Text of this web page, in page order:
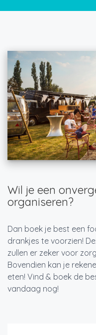
Wil je een
organiseren?
Dan boek je best een
drankjes te voorzien!
zullen er zeker voor
Bovendien kan je
eten! Vind & boek de
vandaag nog!